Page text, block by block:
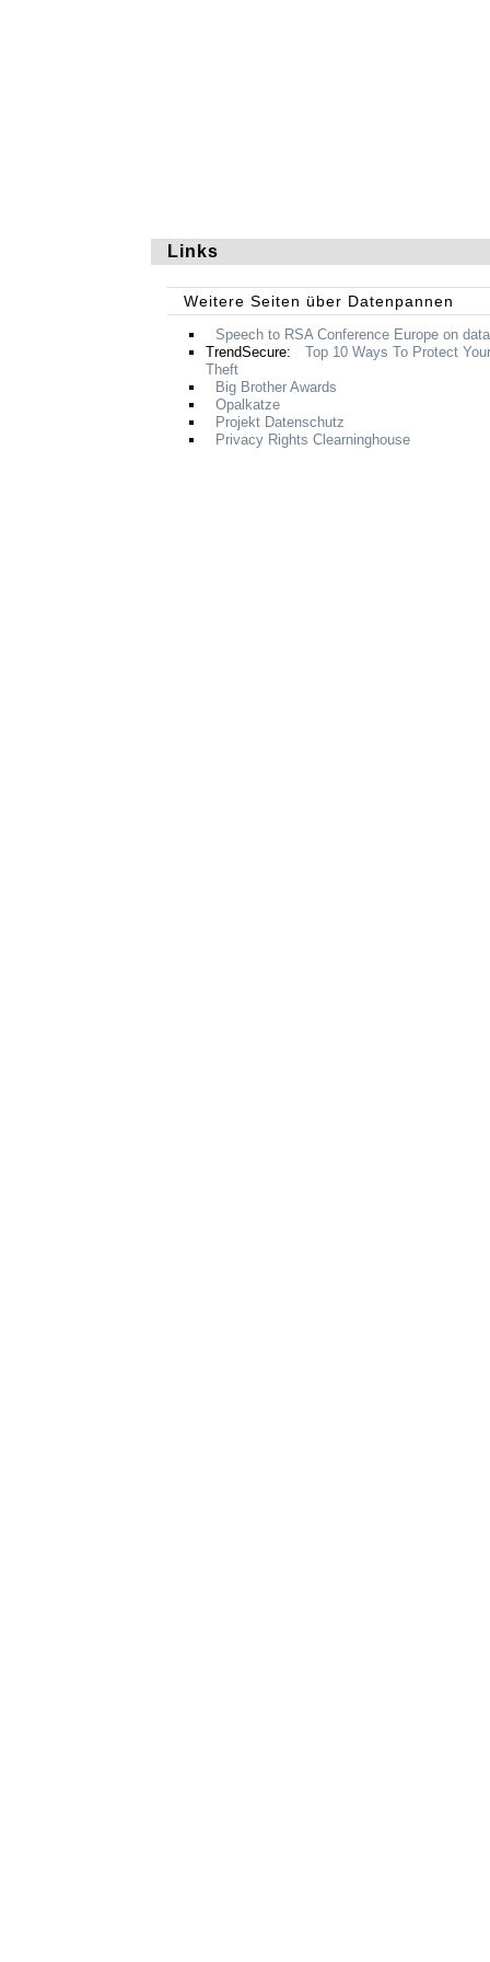
Links
Weitere Seiten über Datenpannen
Speech to RSAConference Europe on
TrendSecure:
Top 10 Ways To Protect
Theft
Big Brother Awards
Opalkatze
Projekt Datenschutz
Privacy Rights Clearninghouse